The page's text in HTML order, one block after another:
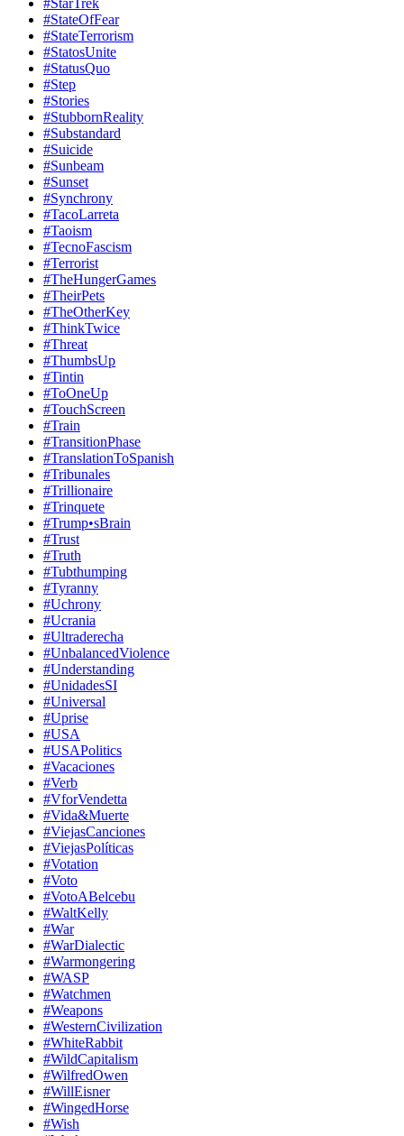
#StarTrek
#StateOfFear
#StateTerrorism
#StatosUnite
#StatusQuo
#Step
#Stories
#StubbornReality
#Substandard
#Suicide
#Sunbeam
#Sunset
#Synchrony
#TacoLarreta
#Taoism
#TecnoFascism
#Terrorist
#TheHungerGames
#TheirPets
#TheOtherKey
#ThinkTwice
#Threat
#ThumbsUp
#Tintin
#ToOneUp
#TouchScreen
#Train
#TransitionPhase
#TranslationToSpanish
#Tribunales
#Trillionaire
#Trinquete
#Trump•sBrain
#Trust
#Truth
#Tubthumping
#Tyranny
#Uchrony
#Ucrania
#Ultraderecha
#UnbalancedViolence
#Understanding
#UnidadesSI
#Universal
#Uprise
#USA
#USAPolitics
#Vacaciones
#Verb
#VforVendetta
#Vida&Muerte
#ViejasCanciones
#ViejasPolíticas
#Votation
#Voto
#VotoABelcebu
#WaltKelly
#War
#WarDialectic
#Warmongering
#WASP
#Watchmen
#Weapons
#WesternCivilization
#WhiteRabbit
#WildCapitalism
#WilfredOwen
#WillEisner
#WingedHorse
#Wish